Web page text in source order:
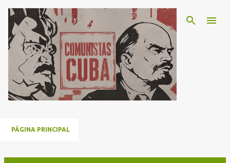
Ir al contenido principal
PÁGINA PRINCIPAL